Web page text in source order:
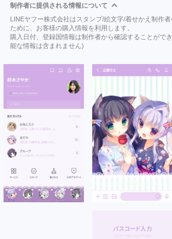
制作者に提供される情報について
LINEヤフー株式会社はスタンプ/絵文字/着せかえ制作
ために、お客様の購入情報を利用します。
購入日付、登録国情報は制作者から確認することがで
能な情報は含まれません)